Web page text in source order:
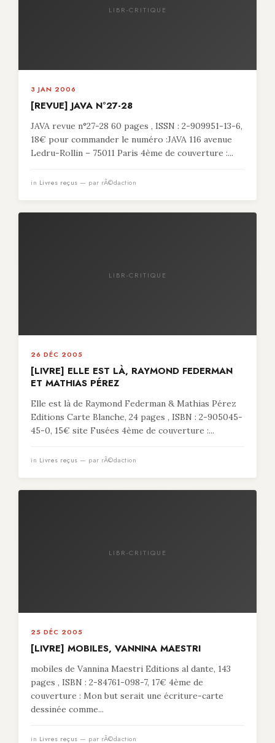
LIBR-CRITIQUE
3 JAN 2006
[REVUE] JAVA N°27-28
JAVA revue n°27-28 60 pages , ISSN : 2-909951-13-6,
18€ pour commander le numéro :JAVA 116 avenue
Ledru-Rollin – 75011 Paris 4ème de couverture :...
in Livres reçus — par rÃ©daction
LIBR-CRITIQUE
26 DÉC 2005
[LIVRE] ELLE EST LÀ, RAYMOND FEDERMAN
ET MATHIAS PÉREZ
Elle est là de Raymond Federman & Mathias Pérez
Editions Carte Blanche, 24 pages , ISBN : 2-905045-
45-0, 15€ site Fusées 4ème de couverture :...
in Livres reçus — par rÃ©daction
LIBR-CRITIQUE
25 DÉC 2005
[LIVRE] MOBILES, VANNINA MAESTRI
mobiles de Vannina Maestri Editions al dante, 143
pages , ISBN : 2-84761-098-7, 17€ 4ème de
couverture : Mon but serait une écriture-carte
dessinée comme...
in Livres reçus — par rÃ©daction